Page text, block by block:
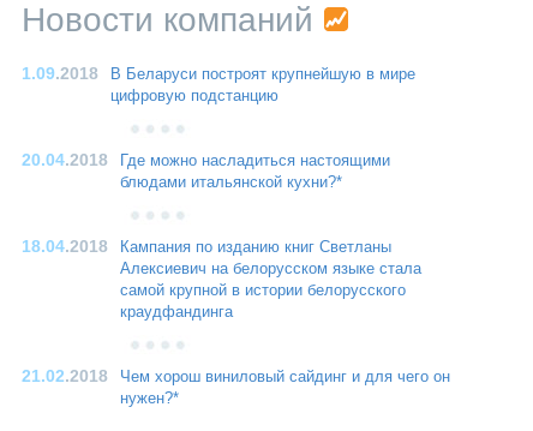
Новости компаний
1.09.2018
В Беларуси построят крупнейшую в мире
цифровую подстанцию
20.04.2018
Где можно насладиться настоящими
блюдами итальянской кухни?*
18.04.2018
Кампания по изданию книг Светланы
Алексиевич на белорусском языке стала
самой крупной в истории белорусского
краудфандинга
21.02.2018
Чем хорош виниловый сайдинг и для чего он
нужен?*